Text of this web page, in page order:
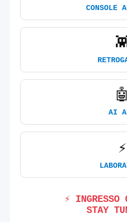
CONSOLE
🤖
AI
⚡
⚡ INGRESSO
STAY